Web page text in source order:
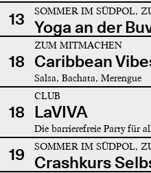
13 SOMMER IM SÜDPOL,
Yoga an der
18
ZUM MITMACHEN
Caribbean
Salsa, Bachata, Merengue
18
CLUB
LaVIVA
Die barrierefreie Party für
19 SOMMER IM SÜDPOL,
Crashkurs